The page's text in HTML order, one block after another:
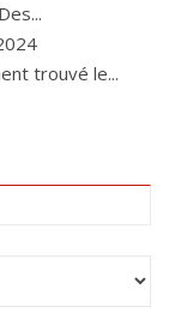
trouvé le...